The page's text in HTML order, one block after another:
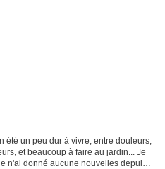
été un peu dur à vivre, entre douleurs,
et beaucoup à faire au jardin... Je
n'ai donné aucune nouvelles depuis